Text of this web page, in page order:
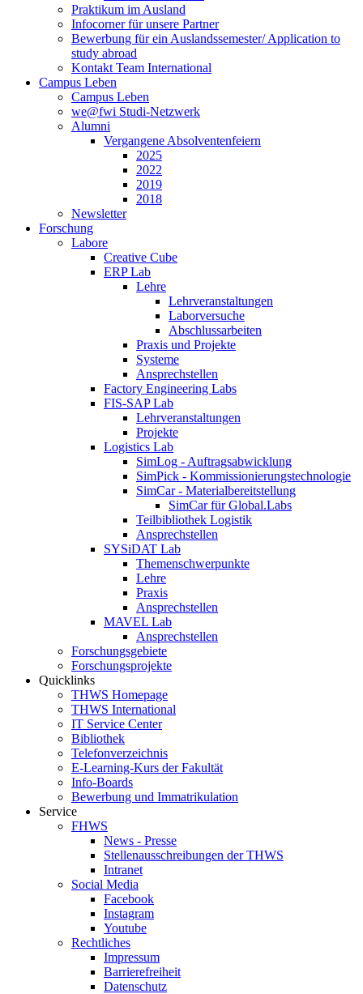
Praktikum im Ausland
Infocorner für unsere Partner
Bewerbung für ein Auslandssemester/ Application to
study abroad
Kontakt Team International
Campus Leben
Campus Leben
we@fwi Studi-Netzwerk
Alumni
Vergangene Absolventenfeiern
2025
2022
2019
2018
Newsletter
Forschung
Labore
Creative Cube
ERP Lab
Lehre
Lehrveranstaltungen
Laborversuche
Abschlussarbeiten
Praxis und Projekte
Systeme
Ansprechstellen
Factory Engineering Labs
FIS-SAP Lab
Lehrveranstaltungen
Projekte
Logistics Lab
SimLog - Auftragsabwicklung
SimPick - Kommissionierungstechnologie
SimCar - Materialbereitstellung
SimCar für Global.Labs
Teilbibliothek Logistik
Ansprechstellen
SYSiDAT Lab
Themenschwerpunkte
Lehre
Praxis
Ansprechstellen
MAVEL Lab
Ansprechstellen
Forschungsgebiete
Forschungsprojekte
Quicklinks
THWS Homepage
THWS International
IT Service Center
Bibliothek
Telefonverzeichnis
E-Learning-Kurs der Fakultät
Info-Boards
Bewerbung und Immatrikulation
Service
FHWS
News - Presse
Stellenausschreibungen der THWS
Intranet
Social Media
Facebook
Instagram
Youtube
Rechtliches
Impressum
Barrierefreiheit
Datenschutz